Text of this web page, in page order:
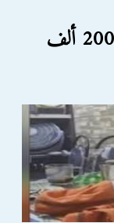
لاسلكي الداخلية يكشف رشوة بـ200 ألف